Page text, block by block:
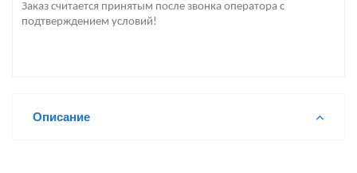
Заказ считается принятым после звонка оператора с
подтверждением условий!
Описание